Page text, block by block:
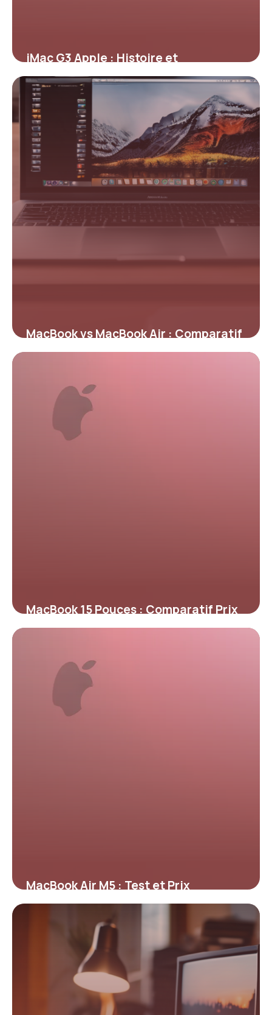
iMac G3 Apple : Histoire et
Spécifications
13 mai 2026
MacBook vs MacBook Air : Comparatif
2026
MacBook 15 Pouces : Comparatif Prix
2026
MacBook Air M5 : Test et Prix
Complets 2026